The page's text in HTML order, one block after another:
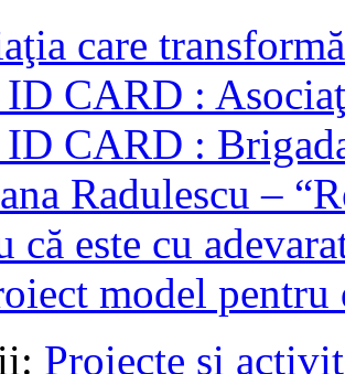
care
CARD :
CARD :
Radulescu –
că este cu
model
Proiecte şi